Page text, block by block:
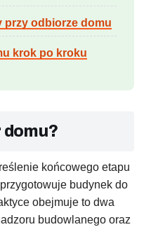
przy odbiorze domu
krok po kroku
domu?
końcowego etapu
budynek do
obejmuje to dwa
budowlanego oraz